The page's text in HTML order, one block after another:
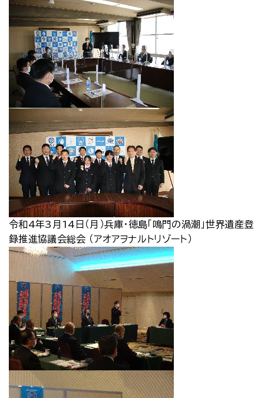
令和4年3月14日（月）兵庫･徳島「鳴門の渦潮」世界遺産登
録推進協議会総会 （アオアヲナルトリゾート）